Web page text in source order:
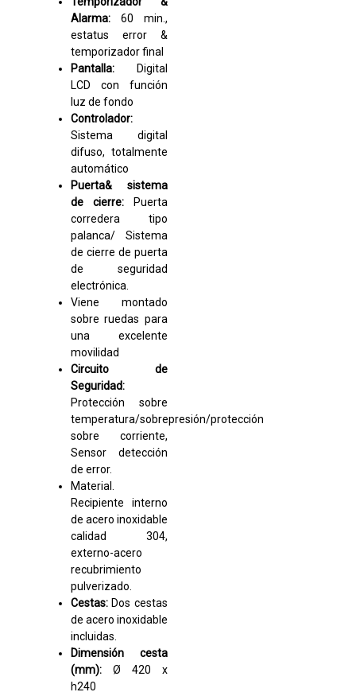
Alarma:60 min.,
estatus error &
temporizador final
Pantalla:Digital
LCD con función
luz de fondo
Controlador:
Sistema digital
difuso, totalmente
automático
Puerta& sistema
de cierre:Puerta
corredera tipo
palanca/ Sistema
de cierre de puerta
de seguridad
electrónica.
Viene montado
sobre ruedas para
una excelente
movilidad
Circuito de
Seguridad:
Protección sobre
temperatura/sobrepresión/protección
sobre corriente,
Sensor detección
de error.
Material.
Recipiente interno
de acero inoxidable
calidad 304,
externo-acero
recubrimiento
pulverizado.
Cestas:Dos cestas
de acero inoxidable
incluidas.
Dimensión cesta
(mm):Ø 420 x
h240